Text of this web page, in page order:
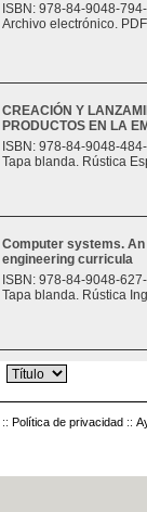
ISBN: 978-84-9048-
Archivo electrónico.
CREACIÓN Y
PRODUCTOS EN LA
ISBN: 978-84-9048-
Tapa blanda. Rústica
Computer systems.
engineering curricula
ISBN: 978-84-9048-
Tapa blanda. Rústica
:: Política de privacidad ::